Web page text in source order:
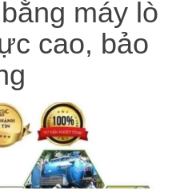
máy lò
cao, bảo